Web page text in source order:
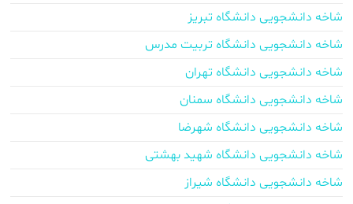
شاخه دانشجویی دانشگاه تبریز
شاخه دانشجویی دانشگاه تربیت مدرس
شاخه دانشجویی دانشگاه تهران
شاخه دانشجویی دانشگاه سمنان
شاخه دانشجویی دانشگاه شهرضا
شاخه دانشجویی دانشگاه شهید بهشتی
شاخه دانشجویی دانشگاه شیراز